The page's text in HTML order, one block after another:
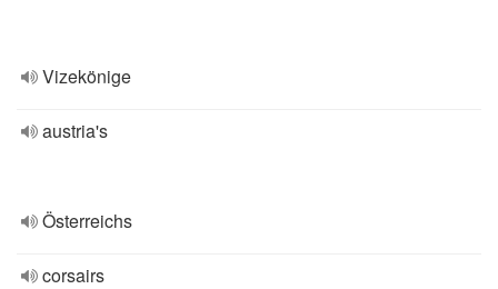
Vizekönige
austria's
Österreichs
corsairs